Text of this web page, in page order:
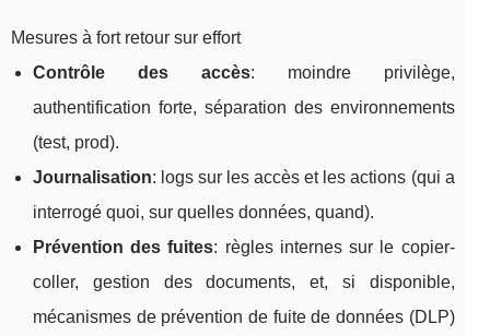
Mesures à fort retour sur effort
Contrôle des accès: moindre privilège,
authentification forte, séparation des environnements
(test, prod).
Journalisation: logs sur les accès et les actions (qui a
interrogé quoi, sur quelles données, quand).
Prévention des fuites: règles internes sur le copier-
coller, gestion des documents, et, si disponible,
mécanismes de prévention de fuite de données (DLP)